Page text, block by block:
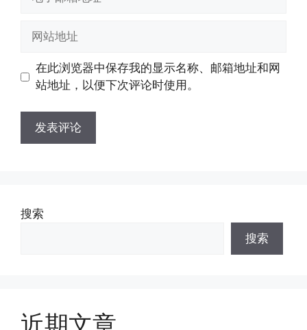
址
址
在此浏览器中保存我的显示名称、邮箱地址和网
站地址，以便下次评论时使用。
搜索
搜索
近期文章